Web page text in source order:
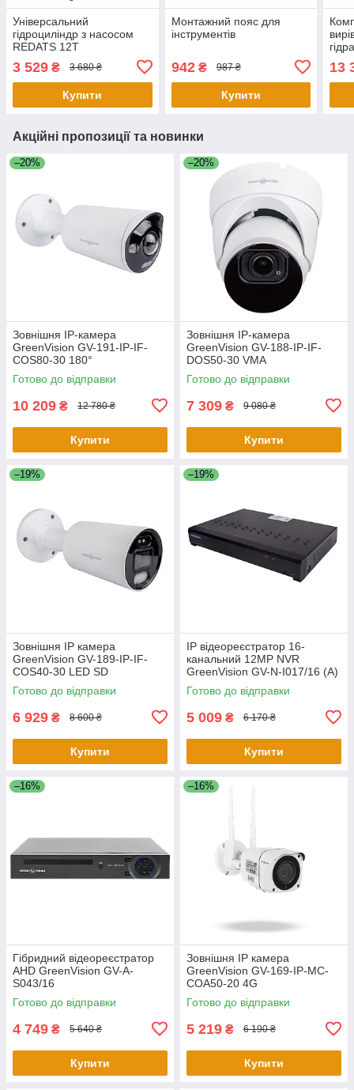
Універсальний
гідроциліндр з насосом
REDATS 12Т
3 529 ₴ 3 680 ₴
Купити
Монтажний пояс для
інструментів
942₴ 987 ₴
Купити
13
Акційні пропозиції та новинки
–20%
Зовнішня IP-камера
GreenVision GV-191-IP-IF-
COS80-30 180°
Готово до відправки
10 209 ₴ 12 780 ₴
Купити
–20%
Зовнішня IP-камера
GreenVision GV-188-IP-IF-
DOS50-30 VMA
Готово до відправки
7 309 ₴ 9 080 ₴
Купити
–19%
Зовнішня IP камера
GreenVision GV-189-IP-IF-
COS40-30 LED SD
Готово до відправки
6 929 ₴ 8 600 ₴
Купити
–19%
IP відеореєстратор 16-
канальний 12MP NVR
GreenVision GV-N-I017/16 (A)
Готово до відправки
5 009 ₴ 6 170 ₴
Купити
–16%
Гібридний відеореєстратор
AHD GreenVision GV-A-
S043/16
Готово до відправки
4 749 ₴ 5 640 ₴
Купити
–16%
Зовнішня IP камера
GreenVision GV-169-IP-MC-
COA50-20 4G
Готово до відправки
5 219 ₴ 6 190 ₴
Купити